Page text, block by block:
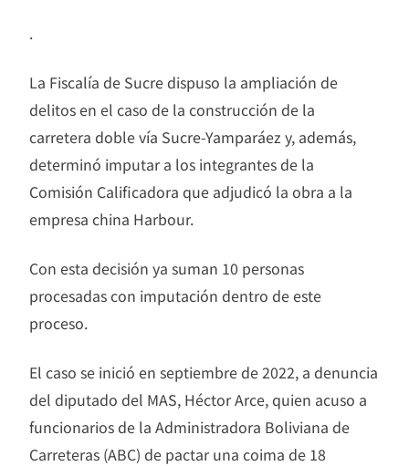
.
La Fiscalía de Sucre dispuso la ampliación de
delitos en el caso de la construcción de la
carretera doble vía Sucre-Yamparáez y, además,
determinó imputar a los integrantes de la
Comisión Calificadora que adjudicó la obra a la
empresa china Harbour.
Con esta decisión ya suman 10 personas
procesadas con imputación dentro de este
proceso.
El caso se inició en septiembre de 2022, a denuncia
del diputado del MAS, Héctor Arce, quien acuso a
funcionarios de la Administradora Boliviana de
Carreteras (ABC) de pactar una coima de 18